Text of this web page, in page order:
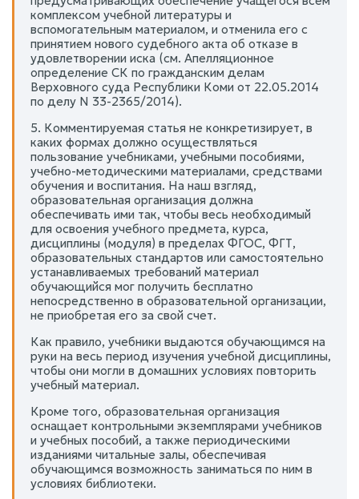
комплексом учебной литературы и
вспомогательным материалом, и отменила его с
принятием нового судебного акта об отказе в
удовлетворении иска (см. Апелляционное
определение СК по гражданским делам
Верховного суда Республики Коми от 22.05.2014
по делу N 33-2365/2014).
5. Комментируемая статья не конкретизирует, в
каких формах должно осуществляться
пользование учебниками, учебными пособиями,
учебно-методическими материалами, средствами
обучения и воспитания. На наш взгляд,
образовательная организация должна
обеспечивать ими так, чтобы весь необходимый
для освоения учебного предмета, курса,
дисциплины (модуля) в пределах ФГОС, ФГТ,
образовательных стандартов или самостоятельно
устанавливаемых требований материал
обучающийся мог получить бесплатно
непосредственно в образовательной организации,
не приобретая его за свой счет.
Как правило, учебники выдаются обучающимся на
руки на весь период изучения учебной дисциплины,
чтобы они могли в домашних условиях повторить
учебный материал.
Кроме того, образовательная организация
оснащает контрольными экземплярами учебников
и учебных пособий, а также периодическими
изданиями читальные залы, обеспечивая
обучающимся возможность заниматься по ним в
условиях библиотеки.